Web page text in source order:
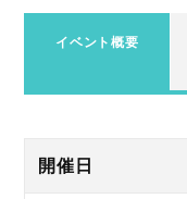
イベント概要
開催日